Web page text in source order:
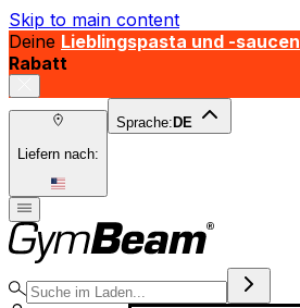
Skip to main content
Deine Lieblingspasta und -saucen
Rabatt
Liefern nach:
Sprache: DE